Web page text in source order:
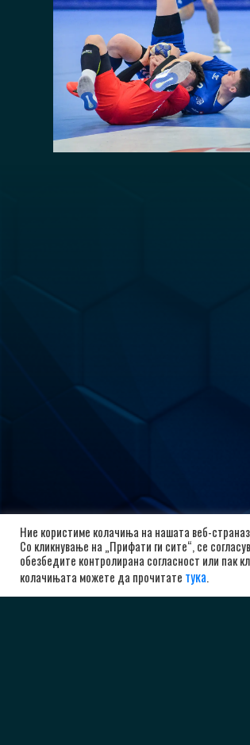
Ние користиме колачиња на нашата веб-
Со кликнување на „Прифати ги сите“, се
обезбедите контролирана согласност или пак
колачињата можете да прочитате тука.